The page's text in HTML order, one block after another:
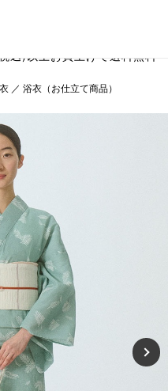
込)以上お買上げで送料無料
／ 浴衣（お仕立て商品）